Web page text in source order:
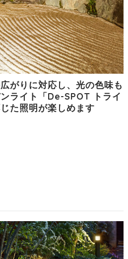
がりに対応し、光の色味も
ライト「De-SPOT トライ
た照明が楽しめます